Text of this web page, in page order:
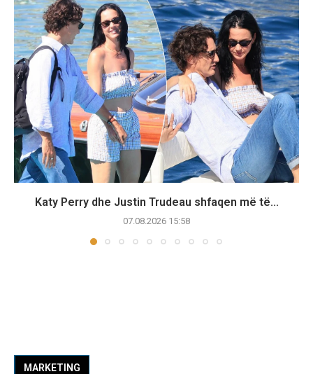
Katy Perry dhe Justin Trudeau shfaqen më të...
07.08.2026 15:58
MARKETING